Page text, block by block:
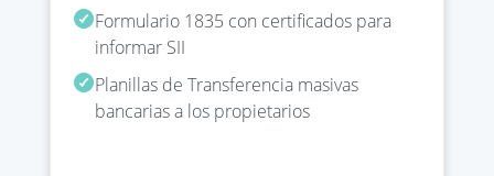
Formulario 1835 con certificados para
informar SII
Planillas de Transferencia masivas
bancarias a los propietarios